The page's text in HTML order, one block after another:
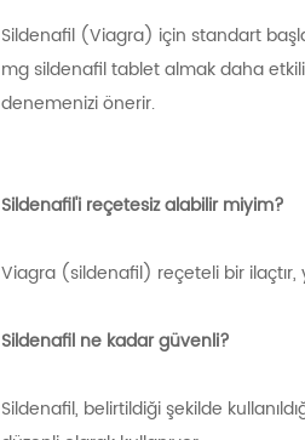
Sildenafil (Viagra) için standart
mg sildenafil tablet almak daha
denemenizi önerir.
Sildenafil'i reçetesiz alabilir miyim?
Viagra (sildenafil) reçeteli bir ilaçtır,
Sildenafil ne kadar güvenli?
Sildenafil, belirtildiği şekilde